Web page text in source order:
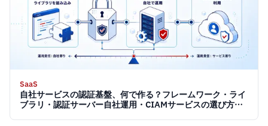
SaaS
自社サービスの認証基盤、何で作る？フレームワーク・ライ
ブラリ・認証サーバー自社運用・CIAMサービスの選び方